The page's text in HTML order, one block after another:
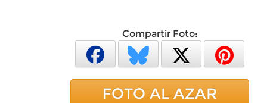
Compartir Foto:
FOTO AL AZAR